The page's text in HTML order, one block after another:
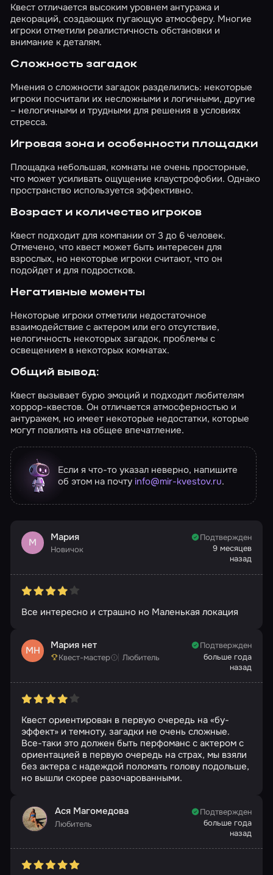
Квест отличается высоким уровнем антуража и
декораций, создающих пугающую атмосферу. Многие
игроки отметили реалистичность обстановки и
внимание к деталям.
Сложность загадок
Мнения о сложности загадок разделились: некоторые
игроки посчитали их несложными и логичными, другие
– нелогичными и трудными для решения в условиях
стресса.
Игровая зона и особенности площадки
Площадка небольшая, комнаты не очень просторные,
что может усиливать ощущение клаустрофобии. Однако
пространство используется эффективно.
Возраст и количество игроков
Квест подходит для компании от 3 до 6 человек.
Отмечено, что квест может быть интересен для
взрослых, но некоторые игроки считают, что он
подойдет и для подростков.
Негативные моменты
Некоторые игроки отметили недостаточное
взаимодействие с актером или его отсутствие,
нелогичность некоторых загадок, проблемы с
освещением в некоторых комнатах.
Общий вывод:
Квест вызывает бурю эмоций и подходит любителям
хоррор-квестов. Он отличается атмосферностью и
антуражем, но имеет некоторые недостатки, которые
могут повлиять на общее впечатление.
Если я что-то указал неверно, напишите
об этом на почту info@mir-kvestov.ru.
М Мария
Новичок
Подтвержден
9 месяцев
назад
Все интересно и страшно но Маленькая локация
МН Мария нет
Квест-мастер Любитель
Подтвержден
больше года
назад
Квест ориентирован в первую очередь на «бу-
эффект» и темноту, загадки не очень сложные.
Все-таки это должен быть перфоманс с актером с
ориентацией в первую очередь на страх, мы взяли
без актера с надеждой поломать голову подольше,
но вышли скорее разочарованными.
Ася Магомедова
Любитель
Подтвержден
больше года
назад